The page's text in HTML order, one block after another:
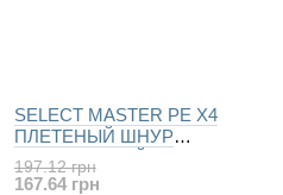
SELECT MASTER PE X4
ПЛЕТЕНЫЙ ШНУР
РЫБОЛОВНЫЙ 100м
(салатовый)
197.12 грн
167.64 грн